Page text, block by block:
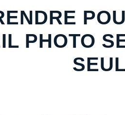
PHOTO